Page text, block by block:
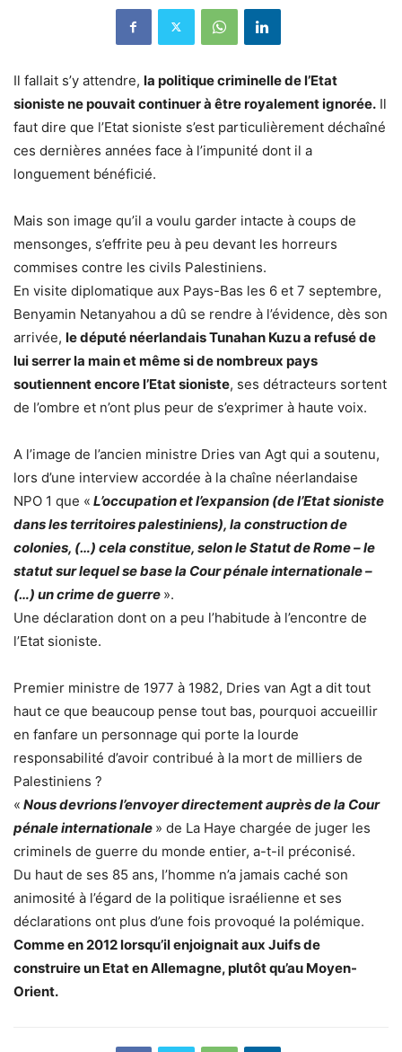
Il fallait s’y attendre, la politique criminelle de l’Etat
sioniste ne pouvait continuer à être royalement ignorée. Il
faut dire que l’Etat sioniste s’est particulièrement déchaîné
ces dernières années face à l’impunité dont il a
longuement bénéficié.
Mais son image qu’il a voulu garder intacte à coups de
mensonges, s’effrite peu à peu devant les horreurs
commises contre les civils Palestiniens.
En visite diplomatique aux Pays-Bas les 6 et 7 septembre,
Benyamin Netanyahou a dû se rendre à l’évidence, dès son
arrivée, le député néerlandais Tunahan Kuzu a refusé de
lui serrer la main et même si de nombreux pays
soutiennent encore l’Etat sioniste, ses détracteurs sortent
de l’ombre et n’ont plus peur de s’exprimer à haute voix.
A l’image de l’ancien ministre Dries van Agt qui a soutenu,
lors d’une interview accordée à la chaîne néerlandaise
NPO 1 que « L’occupation et l’expansion (de l’Etat sioniste
dans les territoires palestiniens), la construction de
colonies, (…) cela constitue, selon le Statut de Rome – le
statut sur lequel se base la Cour pénale internationale –
(…) un crime de guerre ».
Une déclaration dont on a peu l’habitude à l’encontre de
l’Etat sioniste.
Premier ministre de 1977 à 1982, Dries van Agt a dit tout
haut ce que beaucoup pense tout bas, pourquoi accueillir
en fanfare un personnage qui porte la lourde
responsabilité d’avoir contribué à la mort de milliers de
Palestiniens ?
« Nous devrions l’envoyer directement auprès de la Cour
pénale internationale » de La Haye chargée de juger les
criminels de guerre du monde entier, a-t-il préconisé.
Du haut de ses 85 ans, l’homme n’a jamais caché son
animosité à l’égard de la politique israélienne et ses
déclarations ont plus d’une fois provoqué la polémique.
Comme en 2012 lorsqu’il enjoignait aux Juifs de
construire un Etat en Allemagne, plutôt qu’au Moyen-
Orient.